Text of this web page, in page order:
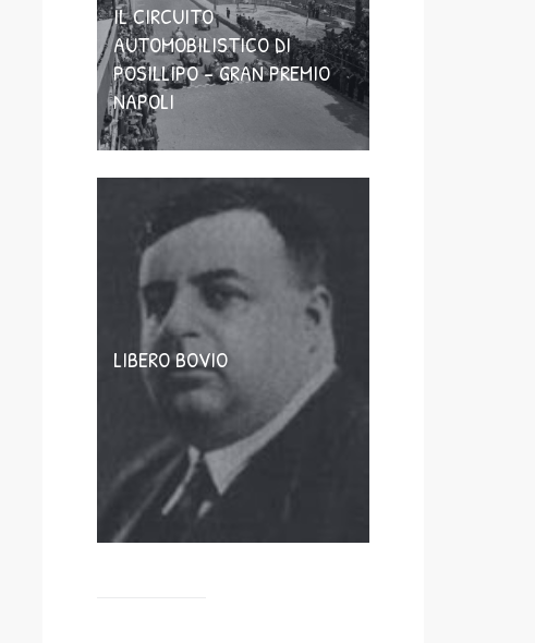
IL CIRCUITO
AUTOMOBILISTICO DI
POSILLIPO – GRAN PREMIO
NAPOLI
LIBERO BOVIO